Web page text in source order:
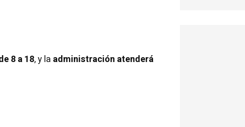
8 a 18, y la administración atenderá